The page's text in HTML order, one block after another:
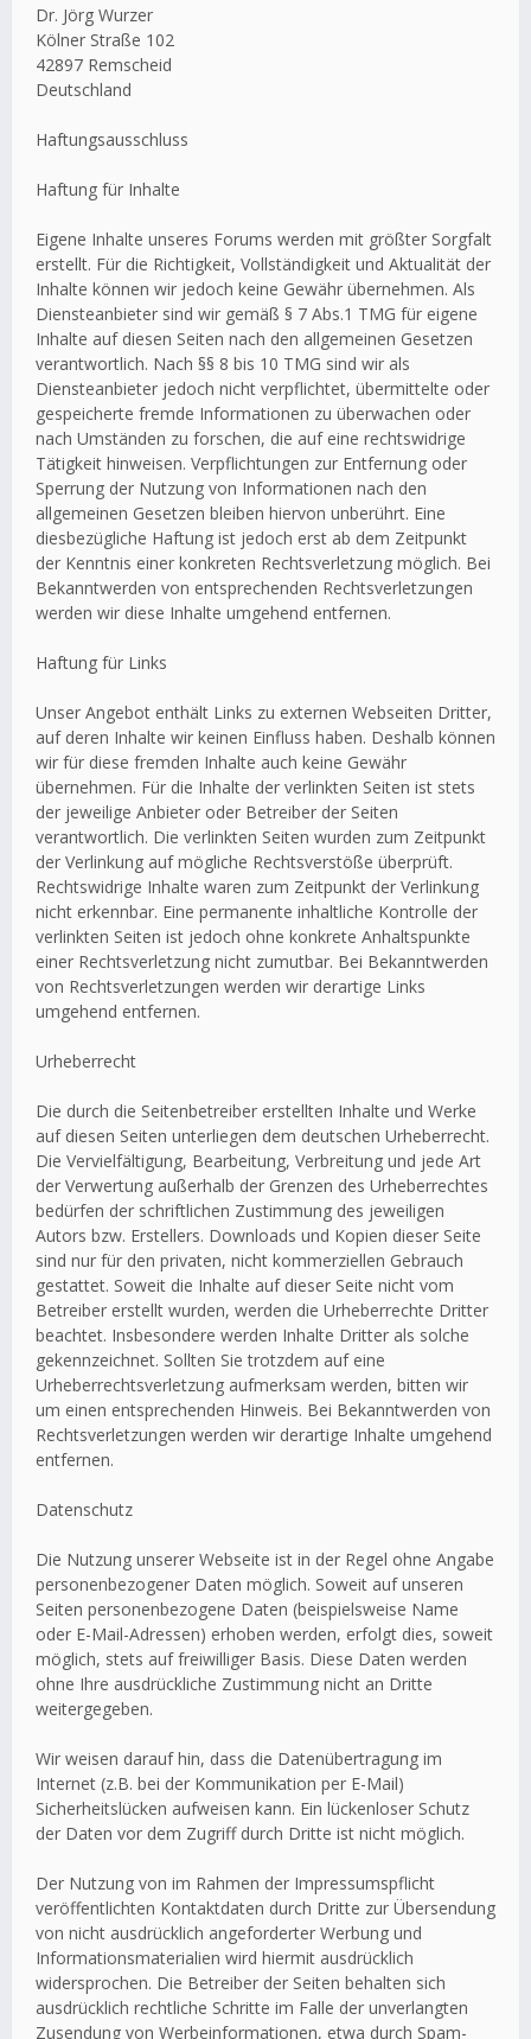
Dr. Jörg Wurzer
Kölner Straße 102
42897 Remscheid
Deutschland
Haftungsausschluss
Haftung für Inhalte
Eigene Inhalte unseres Forums werden mit größter Sorgfalt
erstellt. Für die Richtigkeit, Vollständigkeit und Aktualität der
Inhalte können wir jedoch keine Gewähr übernehmen. Als
Diensteanbieter sind wir gemäß § 7 Abs.1 TMG für eigene
Inhalte auf diesen Seiten nach den allgemeinen Gesetzen
verantwortlich. Nach §§ 8 bis 10 TMG sind wir als
Diensteanbieter jedoch nicht verpflichtet, übermittelte oder
gespeicherte fremde Informationen zu überwachen oder
nach Umständen zu forschen, die auf eine rechtswidrige
Tätigkeit hinweisen. Verpflichtungen zur Entfernung oder
Sperrung der Nutzung von Informationen nach den
allgemeinen Gesetzen bleiben hiervon unberührt. Eine
diesbezügliche Haftung ist jedoch erst ab dem Zeitpunkt
der Kenntnis einer konkreten Rechtsverletzung möglich. Bei
Bekanntwerden von entsprechenden Rechtsverletzungen
werden wir diese Inhalte umgehend entfernen.
Haftung für Links
Unser Angebot enthält Links zu externen Webseiten Dritter,
auf deren Inhalte wir keinen Einfluss haben. Deshalb können
wir für diese fremden Inhalte auch keine Gewähr
übernehmen. Für die Inhalte der verlinkten Seiten ist stets
der jeweilige Anbieter oder Betreiber der Seiten
verantwortlich. Die verlinkten Seiten wurden zum Zeitpunkt
der Verlinkung auf mögliche Rechtsverstöße überprüft.
Rechtswidrige Inhalte waren zum Zeitpunkt der Verlinkung
nicht erkennbar. Eine permanente inhaltliche Kontrolle der
verlinkten Seiten ist jedoch ohne konkrete Anhaltspunkte
einer Rechtsverletzung nicht zumutbar. Bei Bekanntwerden
von Rechtsverletzungen werden wir derartige Links
umgehend entfernen.
Urheberrecht
Die durch die Seitenbetreiber erstellten Inhalte und Werke
auf diesen Seiten unterliegen dem deutschen Urheberrecht.
Die Vervielfältigung, Bearbeitung, Verbreitung und jede Art
der Verwertung außerhalb der Grenzen des Urheberrechtes
bedürfen der schriftlichen Zustimmung des jeweiligen
Autors bzw. Erstellers. Downloads und Kopien dieser Seite
sind nur für den privaten, nicht kommerziellen Gebrauch
gestattet. Soweit die Inhalte auf dieser Seite nicht vom
Betreiber erstellt wurden, werden die Urheberrechte Dritter
beachtet. Insbesondere werden Inhalte Dritter als solche
gekennzeichnet. Sollten Sie trotzdem auf eine
Urheberrechtsverletzung aufmerksam werden, bitten wir
um einen entsprechenden Hinweis. Bei Bekanntwerden von
Rechtsverletzungen werden wir derartige Inhalte umgehend
entfernen.
Datenschutz
Die Nutzung unserer Webseite ist in der Regel ohne Angabe
personenbezogener Daten möglich. Soweit auf unseren
Seiten personenbezogene Daten (beispielsweise Name
oder E-Mail-Adressen) erhoben werden, erfolgt dies, soweit
möglich, stets auf freiwilliger Basis. Diese Daten werden
ohne Ihre ausdrückliche Zustimmung nicht an Dritte
weitergegeben.
Wir weisen darauf hin, dass die Datenübertragung im
Internet (z.B. bei der Kommunikation per E-Mail)
Sicherheitslücken aufweisen kann. Ein lückenloser Schutz
der Daten vor dem Zugriff durch Dritte ist nicht möglich.
Der Nutzung von im Rahmen der Impressumspflicht
veröffentlichten Kontaktdaten durch Dritte zur Übersendung
von nicht ausdrücklich angeforderter Werbung und
Informationsmaterialien wird hiermit ausdrücklich
widersprochen. Die Betreiber der Seiten behalten sich
ausdrücklich rechtliche Schritte im Falle der unverlangten
Zusendung von Werbeinformationen, etwa durch Spam-